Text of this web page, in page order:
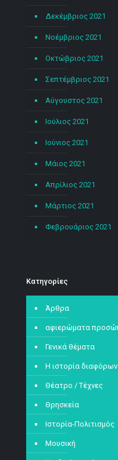
Δεκέμβριος 2021
Νοέμβριος 2021
Οκτώβριος 2021
Σεπτέμβριος 2021
Αύγουστος 2021
Ιούλιος 2021
Ιούνιος 2021
Μάιος 2021
Απρίλιος 2021
Μάρτιος 2021
Φεβρουάριος 2021
Kατηγορίες
Άρθρα
αφιερώματα
Γενικά θέματα
Η ιστορία διαφόρων
Θέατρο / Τέχνες
Θρησκεία
Ιστορία-Πολιτισμός
Μουσική